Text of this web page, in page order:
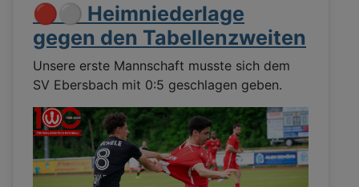
🔴⚪ Heimniederlage
gegen den Tabellenzweiten
Unsere erste Mannschaft musste sich dem
SV Ebersbach mit 0:5 geschlagen geben.